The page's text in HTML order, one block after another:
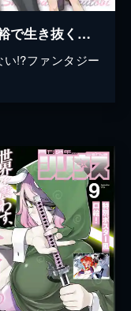
超人高校生たちは異世界でも余裕で生き抜くようです！
!?ファンタジー